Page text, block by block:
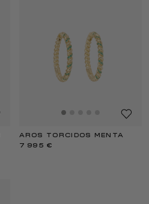
AROS TORCIDOS MENTA
7 995 €